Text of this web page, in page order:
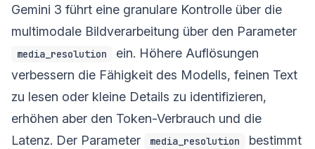
Gemini 3 führt eine granulare Kontrolle über die
multimodale Bildverarbeitung über den Parameter
media_resolution
ein. Höhere Auflösungen
verbessern die Fähigkeit des Modells, feinen Text
zu lesen oder kleine Details zu identifizieren,
erhöhen aber den Token-Verbrauch und die
Latenz. Der Parameter
media_resolution
bestimmt